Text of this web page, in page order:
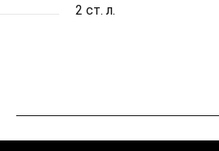
2 ст. л.